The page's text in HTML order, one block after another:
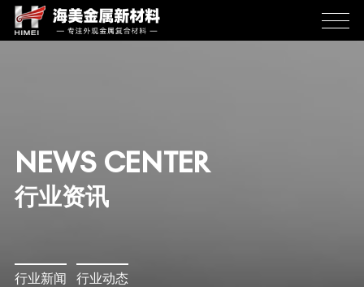
NEWS CENTER
行业资讯
行业新闻 行业动态